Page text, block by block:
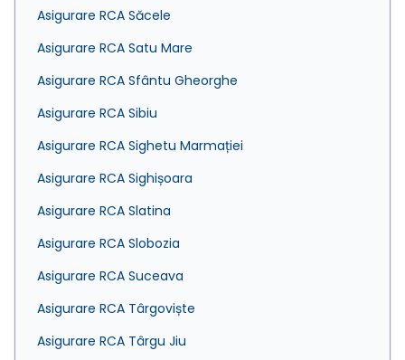
Asigurare RCA Săcele
Asigurare RCA Satu Mare
Asigurare RCA Sfântu Gheorghe
Asigurare RCA Sibiu
Asigurare RCA Sighetu Marmației
Asigurare RCA Sighișoara
Asigurare RCA Slatina
Asigurare RCA Slobozia
Asigurare RCA Suceava
Asigurare RCA Târgoviște
Asigurare RCA Târgu Jiu